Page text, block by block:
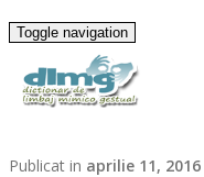
Toggle navigation
Publicat in aprilie 11, 2016